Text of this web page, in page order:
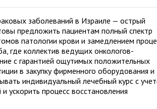
заболеваний в Израиле — острый
предложить пациентам полный спектр
патологии крови и замедлением
где коллектив ведущих онкологов-
с гарантией ощутимых положительных
в закупку фирменного оборудования и
индивидуальный лечебный курс с
ускорить процесс восстановления